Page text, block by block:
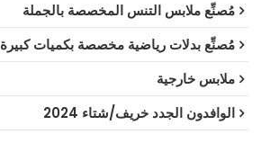
مُصنِّع ملابس التنس المخصصة بالجملة
مُصنِّع بدلات رياضية مخصصة بكميات كبيرة
ملابس خارجية
الوافدون الجدد خريف/شتاء 2024